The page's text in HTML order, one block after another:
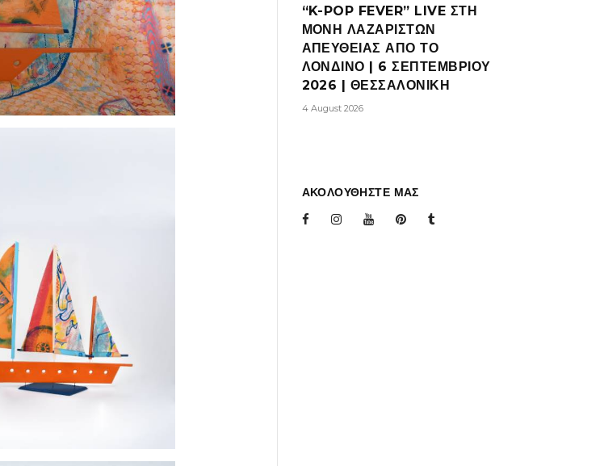
“K-POP FEVER” LIVE ΣΤΗ
ΜΟΝΗ ΛΑΖΑΡΙΣΤΩΝ
ΑΠΕΥΘΕΙΑΣ ΑΠΟ ΤΟ
ΛΟΝΔΙΝΟ | 6 ΣΕΠΤΕΜΒΡΙΟΥ
2026 | ΘΕΣΣΑΛΟΝΙΚΗ
4 August 2026
ΑΚΟΛΟΥΘΗΣΤΕ ΜΑΣ